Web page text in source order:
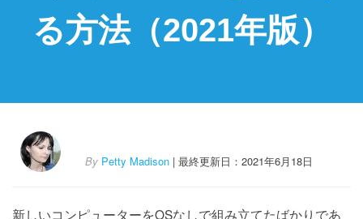
る方法（2021年版）
By Petty Madison | 最終更新日：2021年6月18日
新しいコンピューターをOSなしで組み立てたばかりであ